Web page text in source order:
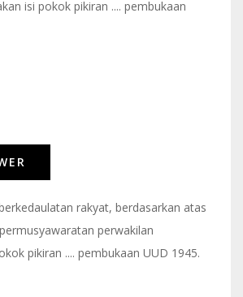
isi pokok pikiran .... pembukaan
rakyat, berdasarkan atas
perwakilan
pikiran .... pembukaan UUD 1945.